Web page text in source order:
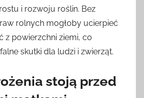
i rozwoju roślin. Bez
rolnych mogłoby ucierpieć
z powierzchni ziemi, co
skutki dla ludzi i zwierząt.
stoją przed